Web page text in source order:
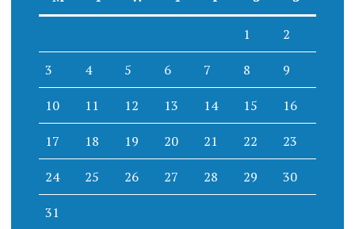
1 2
3 4 5 6 7 8 9
10 11 12 13 14 15 16
17 18 19 20 21 22 23
24 25 26 27 28 29 30
31